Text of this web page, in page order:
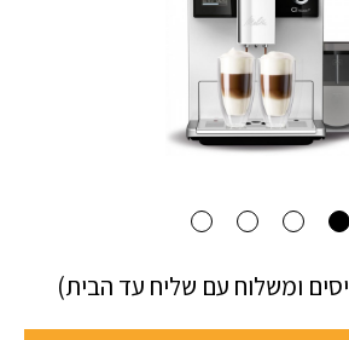
ומשלוח עם שליח עד הבית)